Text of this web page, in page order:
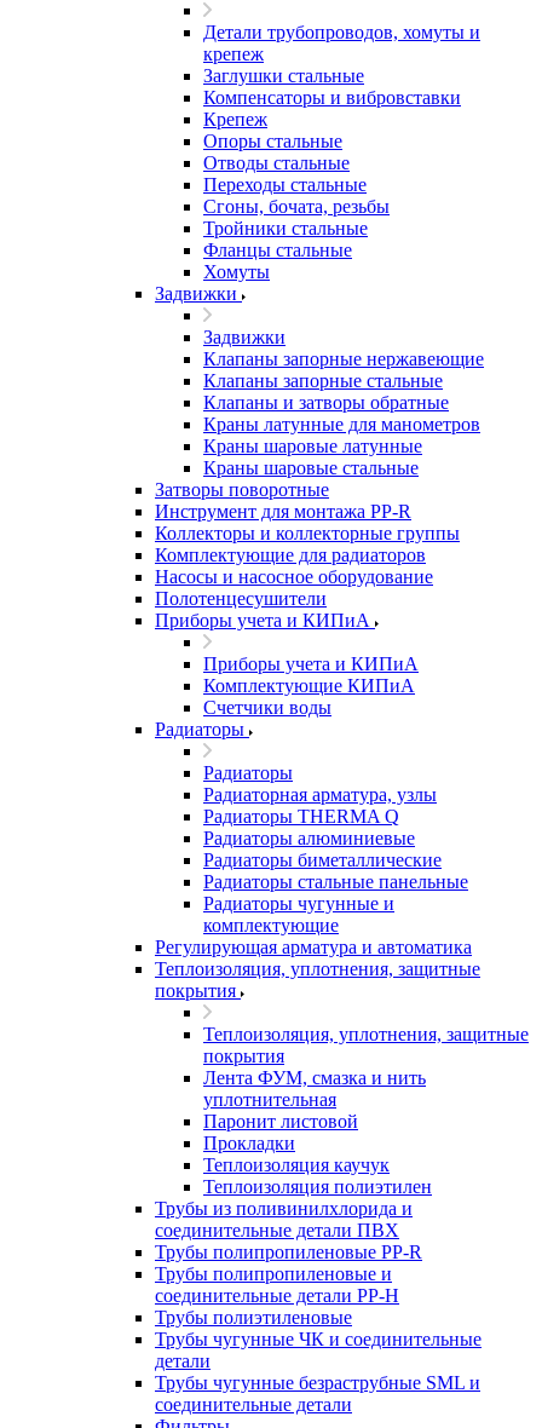
Детали трубопроводов, хомуты и
крепеж
Заглушки стальные
Компенсаторы и вибровставки
Крепеж
Опоры стальные
Отводы стальные
Переходы стальные
Сгоны, бочата, резьбы
Тройники стальные
Фланцы стальные
Хомуты
Задвижки
Задвижки
Клапаны запорные нержавеющие
Клапаны запорные стальные
Клапаны и затворы обратные
Краны латунные для манометров
Краны шаровые латунные
Краны шаровые стальные
Затворы поворотные
Инструмент для монтажа PP-R
Коллекторы и коллекторные группы
Комплектующие для радиаторов
Насосы и насосное оборудование
Полотенцесушители
Приборы учета и КИПиА
Приборы учета и КИПиА
Комплектующие КИПиА
Счетчики воды
Радиаторы
Радиаторы
Радиаторная арматура, узлы
Радиаторы THERMA Q
Радиаторы алюминиевые
Радиаторы биметаллические
Радиаторы стальные панельные
Радиаторы чугунные и
комплектующие
Регулирующая арматура и автоматика
Теплоизоляция, уплотнения, защитные
покрытия
Теплоизоляция, уплотнения, защитные
покрытия
Лента ФУМ, смазка и нить
уплотнительная
Паронит листовой
Прокладки
Теплоизоляция каучук
Теплоизоляция полиэтилен
Трубы из поливинилхлорида и
соединительные детали ПВХ
Трубы полипропиленовые PP-R
Трубы полипропиленовые и
соединительные детали PP-H
Трубы полиэтиленовые
Трубы чугунные ЧК и соединительные
детали
Трубы чугунные безраструбные SML и
соединительные детали